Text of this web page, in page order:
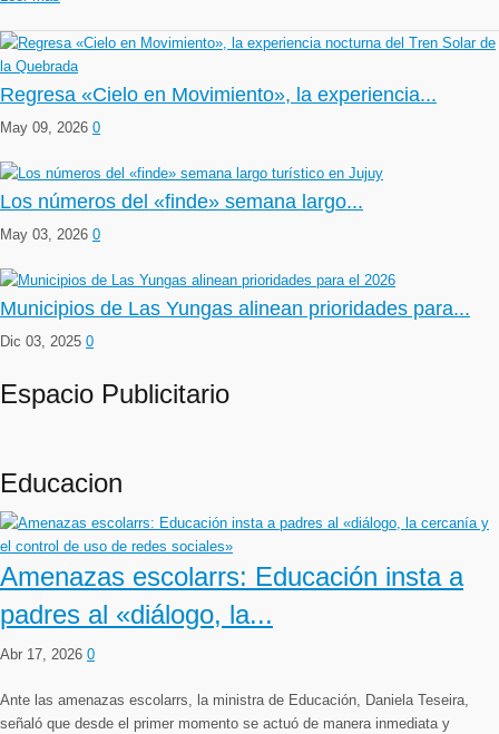
Regresa «Cielo en Movimiento», la experiencia...
May 09, 2026 0
Los números del «finde» semana largo...
May 03, 2026 0
Municipios de Las Yungas alinean prioridades para...
Dic 03, 2025 0
Espacio Publicitario
Educacion
Amenazas escolarrs: Educación insta a
padres al «diálogo, la...
Abr 17, 2026 0
Ante las amenazas escolarrs, la ministra de Educación, Daniela Teseira,
señaló que desde el primer momento se actuó de manera inmediata y